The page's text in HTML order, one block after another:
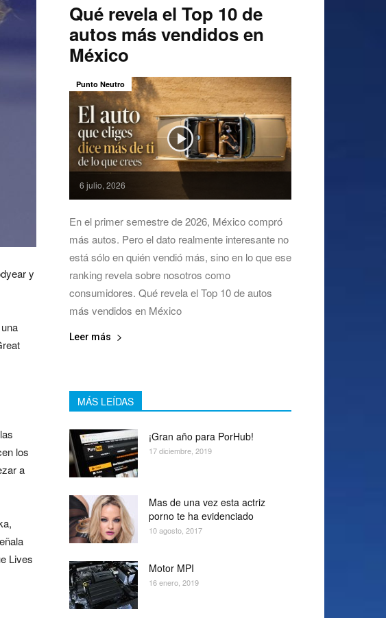
y
los
a
Lives
Qué revela el Top 10 de
autos más vendidos en
México
6 julio, 2026
Punto Neutro
En el primer semestre de 2026, México compró
más autos. Pero el dato realmente interesante no
está sólo en quién vendió más, sino en lo que ese
ranking revela sobre nosotros como
consumidores. Qué revela el Top 10 de autos
más vendidos en México
Leer más
MÁS LEÍDAS
¡Gran año para PorHub!
17 diciembre, 2019
Mas de una vez esta actriz
porno te ha evidenciado
10 agosto, 2017
Motor MPI
16 enero, 2019